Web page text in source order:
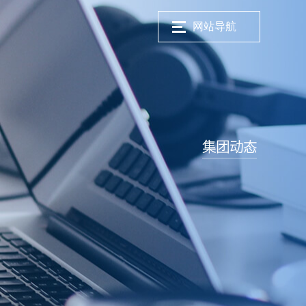
网站导航
集团动态